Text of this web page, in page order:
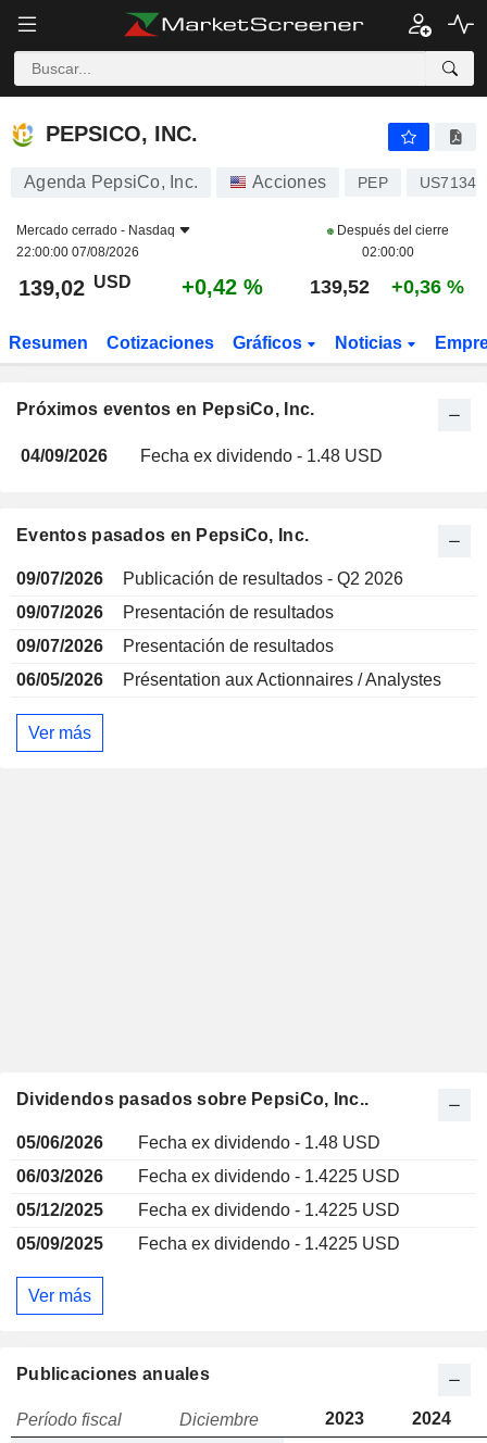
PEPSICO, INC.
PEPSICO, INC.
Agenda PepsiCo, Inc. Acciones PEP
Mercado cerrado - Nasdaq
22:00:00 07/08/2026
Después del cierre
02:00:00
139,02 USD +0,42 % 139,52 +0,36 %
Resumen Cotizaciones Gráficos Noticias
Próximos eventos en PepsiCo, Inc.
04/09/2026 Fecha ex dividendo - 1.48 USD
Eventos pasados en PepsiCo, Inc.
09/07/2026
Publicación de resultados - Q2 2026
09/07/2026
Presentación de resultados
09/07/2026
Presentación de resultados
06/05/2026
Présentation aux Actionnaires / Analystes
Ver más
Dividendos pasados sobre PepsiCo, Inc..
05/06/2026
Fecha ex dividendo - 1.48 USD
06/03/2026
Fecha ex dividendo - 1.4225 USD
05/12/2025
Fecha ex dividendo - 1.4225 USD
05/09/2025
Fecha ex dividendo - 1.4225 USD
Ver más
Publicaciones anuales
Período fiscal Diciembre 2023 2024